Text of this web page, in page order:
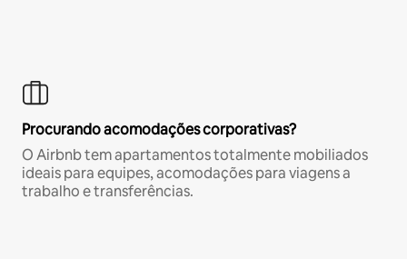
Procurando acomodações corporativas?
O Airbnb tem apartamentos totalmente mobiliados
ideais para equipes, acomodações para viagens a
trabalho e transferências.